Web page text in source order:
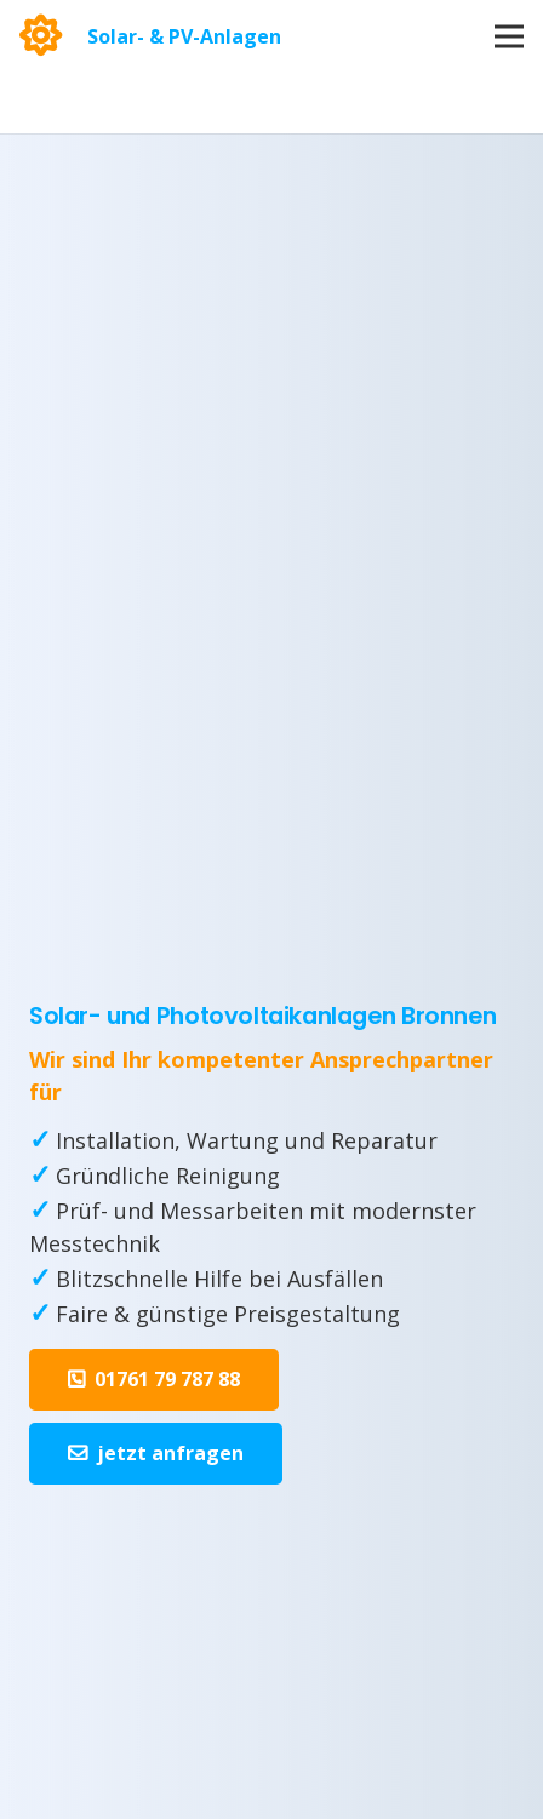
Solar- & PV-Anlagen
Solar- und Photovoltaikanlagen Bronnen
Wir sind Ihr kompetenter Ansprechpartner
für
✓ Installation, Wartung und Reparatur
✓ Gründliche Reinigung
✓ Prüf- und Messarbeiten mit modernster
Messtechnik
✓ Blitzschnelle Hilfe bei Ausfällen
✓ Faire & günstige Preisgestaltung
01761 79 787 88
jetzt anfragen